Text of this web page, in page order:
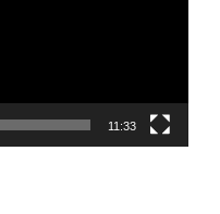
11:33